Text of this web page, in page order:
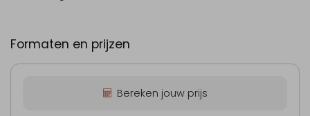
Formaten en prijzen
Bereken jouw prijs